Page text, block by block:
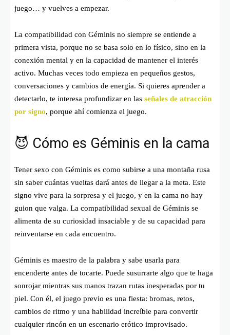
juego… y vuelves a empezar.
La compatibilidad con Géminis no siempre se entiende a
primera vista, porque no se basa solo en lo físico, sino en la
conexión mental y en la capacidad de mantener el interés
activo. Muchas veces todo empieza en pequeños gestos,
conversaciones y cambios de energía. Si quieres aprender a
detectarlo, te interesa profundizar en las señales de atracción
por signo, porque ahí comienza el juego.
😈 Cómo es Géminis en la cama
Tener sexo con Géminis es como subirse a una montaña rusa
sin saber cuántas vueltas dará antes de llegar a la meta. Este
signo vive para la sorpresa y el juego, y en la cama no hay
guion que valga. La compatibilidad sexual de Géminis se
alimenta de su curiosidad insaciable y de su capacidad para
reinventarse en cada encuentro.
Géminis es maestro de la palabra y sabe usarla para
encenderte antes de tocarte. Puede susurrarte algo que te haga
sonrojar mientras sus manos trazan rutas inesperadas por tu
piel. Con él, el juego previo es una fiesta: bromas, retos,
cambios de ritmo y una habilidad increíble para convertir
cualquier rincón en un escenario erótico improvisado.